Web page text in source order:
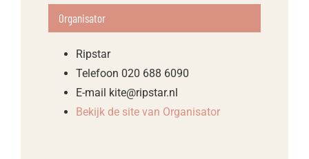
Organisator
Ripstar
Telefoon 020 688 6090
E-mail kite@ripstar.nl
Bekijk de site van Organisator